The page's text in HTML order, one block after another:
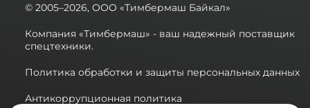
© 2005–2026, ООО «Тимбермаш Байкал»
Компания «Тимбермаш» - ваш надежный поставщик
спецтехники.
Политика обработки и защиты персональных данных
Антикоррупционная политика